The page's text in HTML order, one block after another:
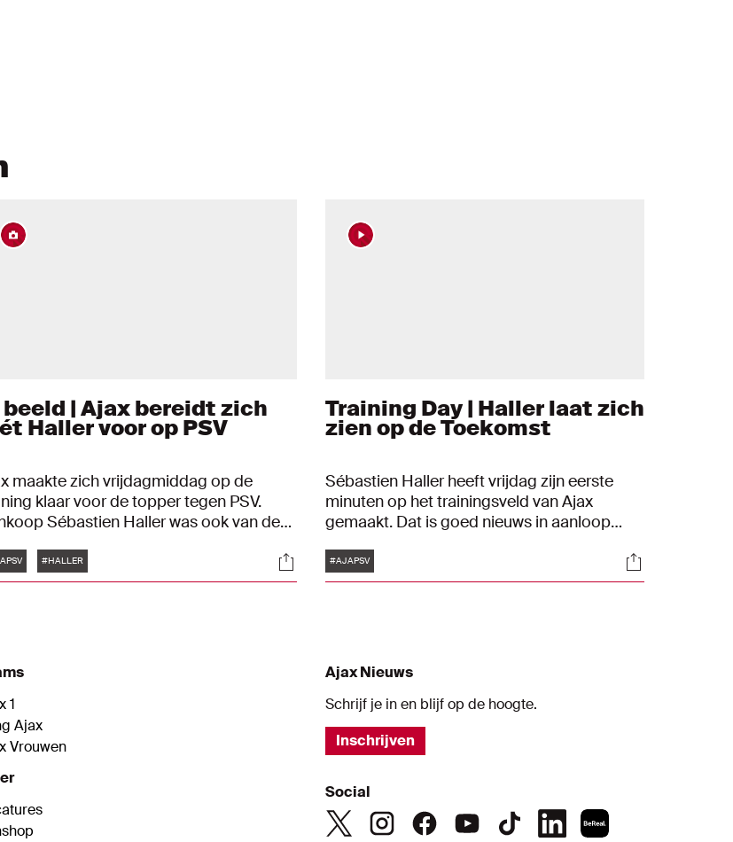
beeld | Ajax bereidt zich
Haller voor op PSV
maakte zich vrijdagmiddag op de
klaar voor de topper tegen PSV.
Sébastien Haller was ook van de
#HALLER Socials
Training Day | Haller laat zich
zien op de Toekomst
Sébastien Haller heeft vrijdag zijn eerste
minuten op het trainingsveld van Ajax
gemaakt. Dat is goed nieuws in aanloop
Tags
#AJAPSV Socials
1
Ajax
Vrouwen
Ajax Nieuws
Schrijf je in en blijf op de hoogte.
Inschrijven
Social